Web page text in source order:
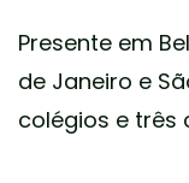
Presente em
de Janeiro e
colégios e três